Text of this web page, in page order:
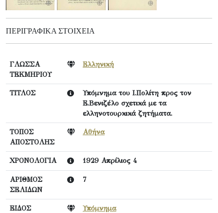
ΠΕΡΙΓΡΑΦΙΚΆ ΣΤΟΙΧΕΊΑ
ΓΛΩΣΣΑ
ΤΕΚΜΗΡΙΟΥ
Ελληνική
ΤΙΤΛΟΣ
Υπόμνημα του Ι.Πολίτη προς τον
Ε.Βενιζέλο σχετικά με τα
ελληνοτουρκικά ζητήματα.
ΤΟΠΟΣ
ΑΠΟΣΤΟΛΗΣ
Αθήνα
ΧΡΟΝΟΛΟΓΙΑ 1929 Απρίλιος 4
ΑΡΙΘΜΟΣ
ΣΕΛΙΔΩΝ
7
ΕΙΔΟΣ
Υπόμνημα